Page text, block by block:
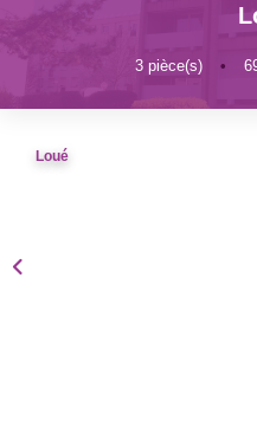
BIENS
3 pièce(s) •
Loué